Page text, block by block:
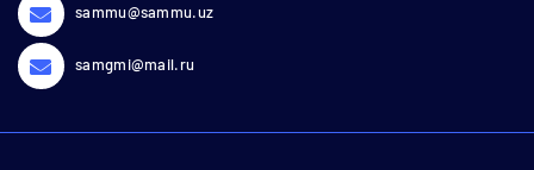
sammu@sammu.uz
samgmi@mail.ru